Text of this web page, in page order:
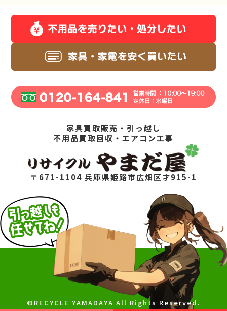
家具買取販売・引っ越し
不用品買取回収・エアコン工事
〒671-1104 兵庫県姫路市広畑区才915-1
©RECYCLE YAMADAYA All Rights Reserved.